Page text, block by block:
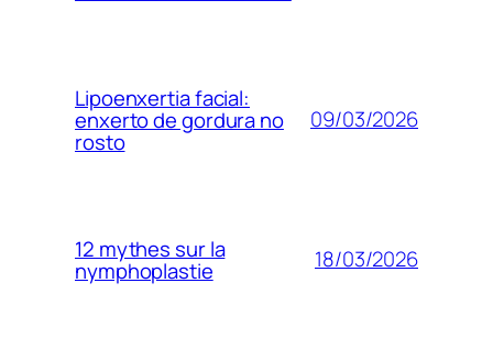
Lipoenxertia facial:
enxerto de gordura no
rosto
09/03/2026
12 mythes sur la
nymphoplastie 18/03/2026